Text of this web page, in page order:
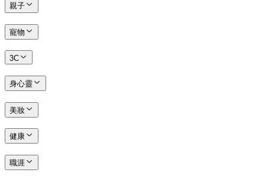
親子
寵物
3C
身心靈
美妝
健康
職涯